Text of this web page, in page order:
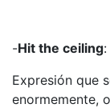
-Hit the ceiling:
Expresión que
enormemente,